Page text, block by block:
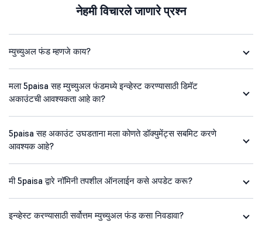
नेहमी विचारले जाणारे प्रश्न
म्युच्युअल फंड म्हणजे काय?
मला 5paisa सह म्युच्युअल फंडमध्ये इन्व्हेस्ट करण्यासाठी डिमॅट
अकाउंटची आवश्यकता आहे का?
5paisa सह अकाउंट उघडताना मला कोणते डॉक्युमेंट्स सबमिट करणे
आवश्यक आहे?
मी 5paisa द्वारे नॉमिनी तपशील ऑनलाईन कसे अपडेट करू?
इन्व्हेस्ट करण्यासाठी सर्वोत्तम म्युच्युअल फंड कसा निवडावा?